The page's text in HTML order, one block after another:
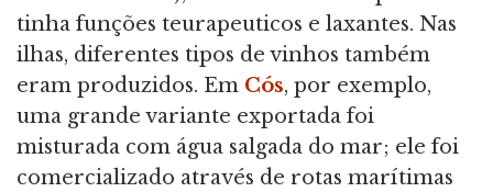
tinha funções teurapeuticos e laxantes. Nas
ilhas, diferentes tipos de vinhos também
eram produzidos. Em Cós, por exemplo,
uma grande variante exportada foi
misturada com água salgada do mar; ele foi
comercializado através de rotas marítimas